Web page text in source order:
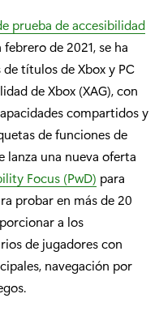
prueba de accesibilidad
febrero de 2021, se ha
títulos de Xbox y PC
de Xbox (XAG), con
compartidos y
de funciones de
lanza una nueva oferta
Focus (PwD) para
probar en más de 20
a los
de jugadores con
navegación por